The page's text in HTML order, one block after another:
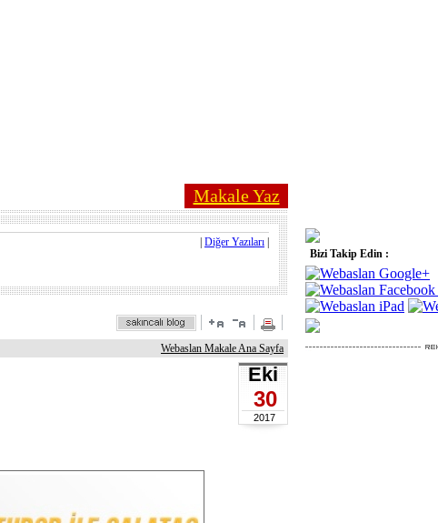
Makale Yaz
Diğer Yazıları
Webaslan Makale Ana Sayfa
Eki
30
2017
Bizi Takip Edin :